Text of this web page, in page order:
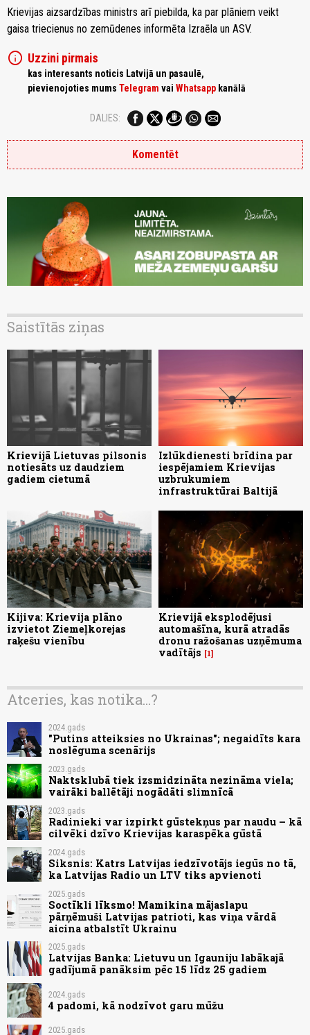
Krievijas aizsardzības ministrs arī piebilda, ka par plāniem veikt
gaisa triecienus no zemūdenes informēta Izraēla un ASV.
info Uzzini pirmais
kas interesants noticis Latvijā un pasaulē,
pievienojoties mums Telegram vai Whatsapp kanālā
DALIES:
Komentēt
Saistītās ziņas
Krievijā Lietuvas pilsonis
notiesāts uz daudziem
gadiem cietumā
Izlūkdienesti brīdina par
iespējamiem Krievijas
uzbrukumiem
infrastruktūrai Baltijā
Kijiva: Krievija plāno
izvietot Ziemeļkorejas
raķešu vienību
Krievijā eksplodējusi
automašīna, kurā atradās
dronu ražošanas uzņēmuma
vadītājs
1
Atceries, kas notika...?
2024.gads
"Putins atteiksies no Ukrainas"; negaidīts kara
noslēguma scenārijs
2023.gads
Naktsklubā tiek izsmidzināta nezināma viela;
vairāki ballētāji nogādāti slimnīcā
2023.gads
Radinieki var izpirkt gūstekņus par naudu – kā
cilvēki dzīvo Krievijas karaspēka gūstā
2024.gads
Siksnis: Katrs Latvijas iedzīvotājs iegūs no tā,
ka Latvijas Radio un LTV tiks apvienoti
2025.gads
Soctīkli līksmo! Mamikina mājaslapu
pārņēmuši Latvijas patrioti, kas viņa vārdā
aicina atbalstīt Ukrainu
2025.gads
Latvijas Banka: Lietuvu un Igauniju labākajā
gadījumā panāksim pēc 15 līdz 25 gadiem
2024.gads
4 padomi, kā nodzīvot garu mūžu
2025.gads